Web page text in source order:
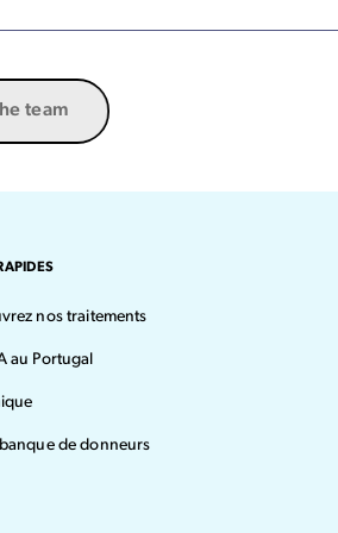
team
nos traitements
au Portugal
de donneurs